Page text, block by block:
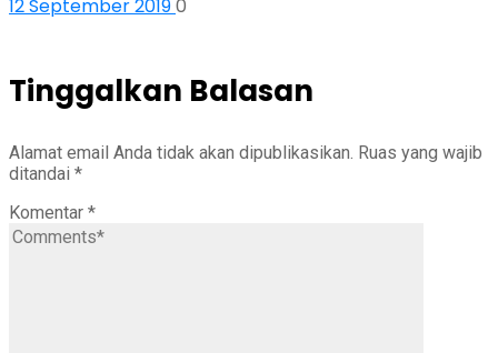
12 September 20190
Tinggalkan Balasan
Alamat email Anda tidak akan dipublikasikan. Ruas yang wajib
ditandai *
Komentar *